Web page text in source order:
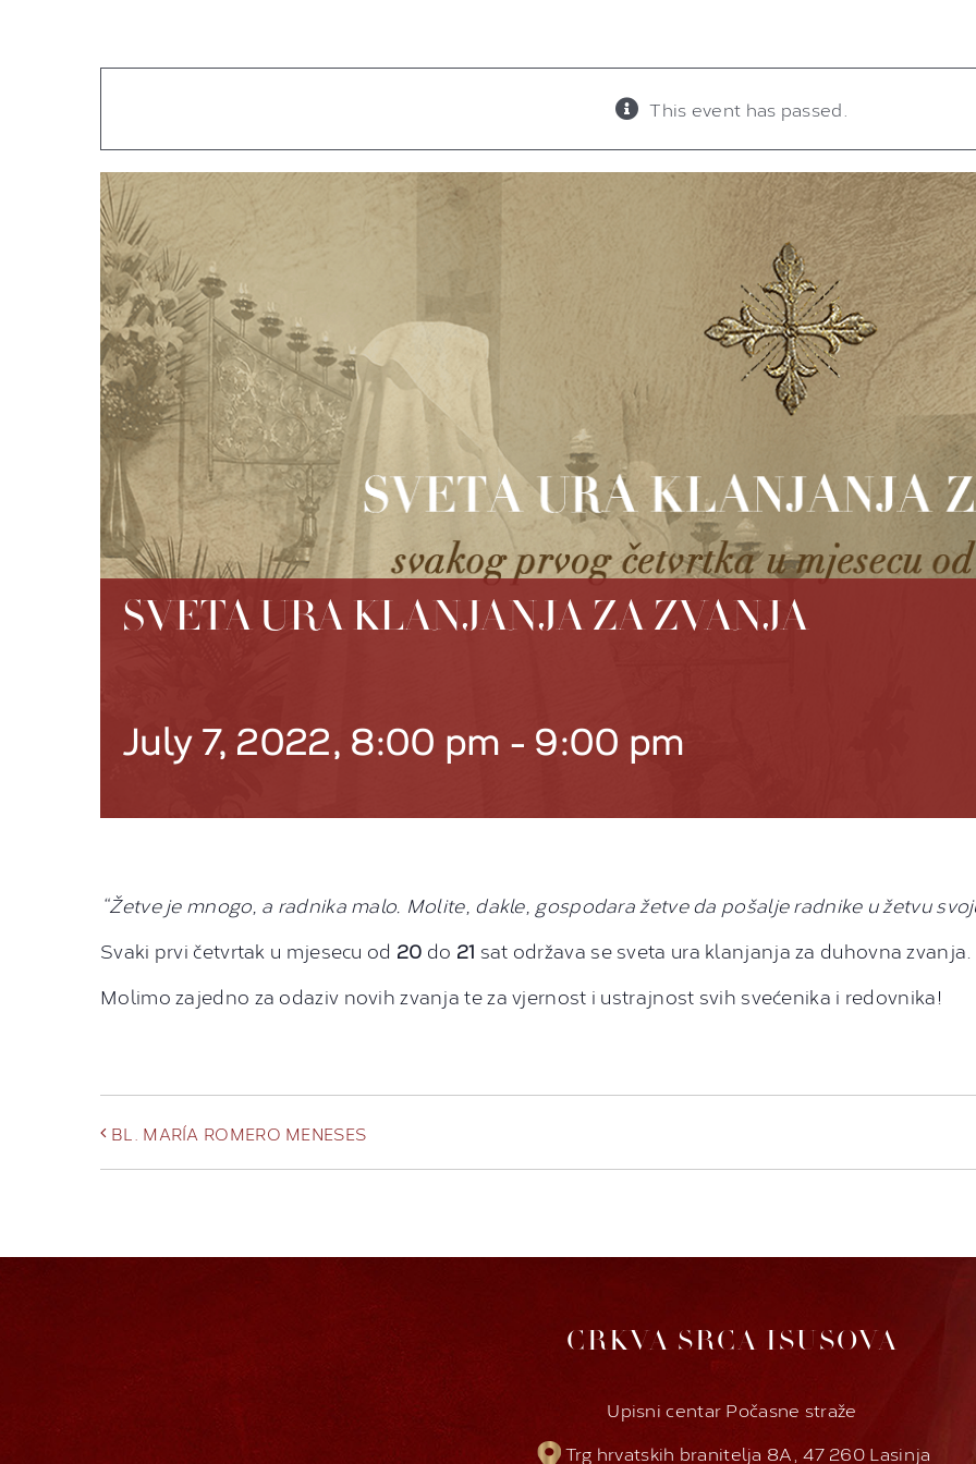
This event has passed.
SVETA URA KLANJANJA ZA ZVANJA
July 7, 2022, 8:00 pm - 9:00 pm
“Žetve je mnogo, a radnika malo. Molite, dakle, gospodara žetve da pošalje radnike u žetvu
Svaki prvi četvrtak u mjesecu od 20 do 21 sat održava se sveta ura klanjanja za duhovna zvanja.
Molimo zajedno za odaziv novih zvanja te za vjernost i ustrajnost svih svećenika i redovnika!
BL. MARÍA ROMERO MENESES
CRKVA SRCA ISUSOVA
Upisni centar Počasne straže
Trg hrvatskih branitelja 8A, 47 260 Lasinja